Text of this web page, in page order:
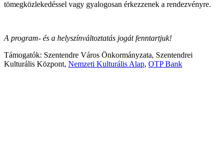
tömegközlekedéssel vagy gyalogosan érkezzenek a rendezvényre.
A program- és a helyszínváltoztatás jogát fenntartjuk!
Támogatók: Szentendre Város Önkormányzata, Szentendrei
Kulturális Központ, Nemzeti Kulturális Alap, OTP Bank